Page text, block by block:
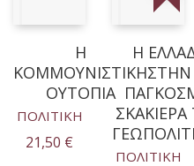
Η
ΚΟΜΜΟΥΝΙΣΤΙΚΗ
ΟΥΤΟΠΙΑ
ΠΟΛΙΤΙΚΗ
21,50 €
Η
ΣΤΗΝ
ΠΟΛΙΤΙΚΗ